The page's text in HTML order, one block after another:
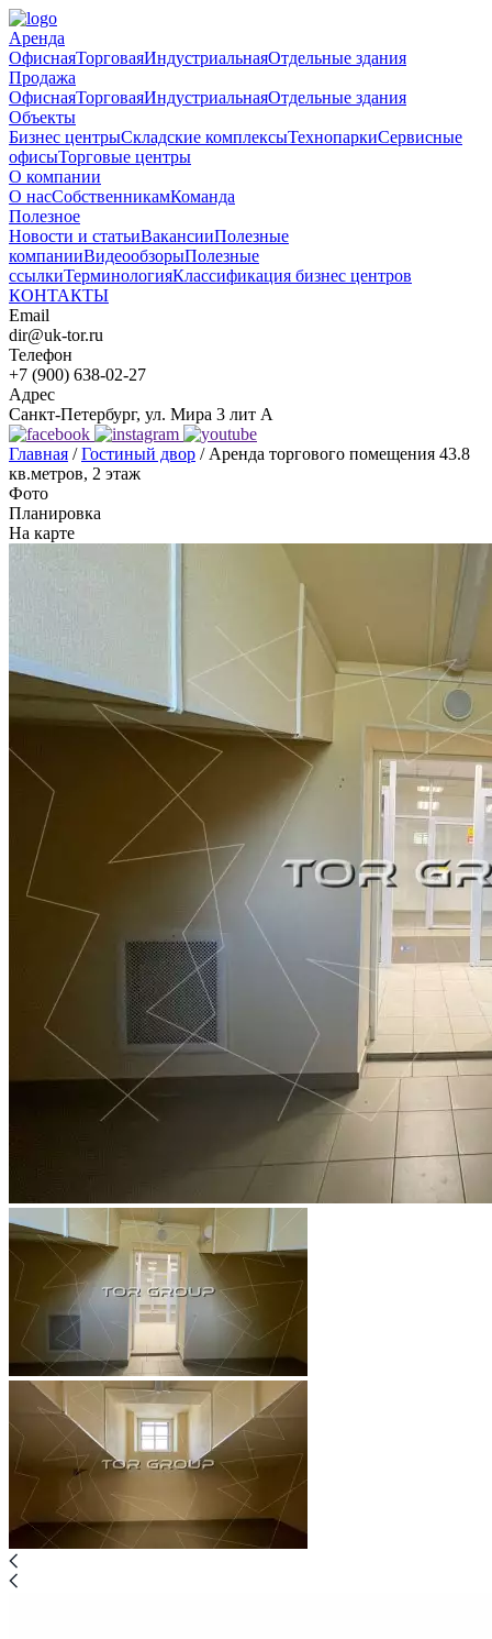
Аренда
ОфиснаяТорговаяИндустриальнаяОтдельные здания
Продажа
ОфиснаяТорговаяИндустриальнаяОтдельные здания
Объекты
Бизнес центрыСкладские комплексыТехнопаркиСервисные
офисыТорговые центры
О компании
О насСобственникамКоманда
Полезное
Новости и статьиВакансииПолезные
компанииВидеообзорыПолезные
ссылкиТерминологияКлассификация бизнес центров
КОНТАКТЫ
Email
dir@uk-tor.ru
Телефон
+7 (900) 638-02-27
Адрес
Санкт-Петербург, ул. Мира 3 лит А
Главная /Гостиный двор / Аренда торгового помещения 43.8
кв.метров, 2 этаж
Фото
Планировка
На карте